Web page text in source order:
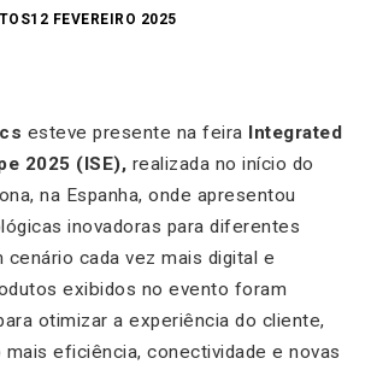
12 FEVEREIRO 2025
esteve presente na feira Integrated
2025 (ISE), realizada no início do
na Espanha, onde apresentou
inovadoras para diferentes
cenário cada vez mais digital e
exibidos no evento foram
otimizar a experiência do cliente,
mais eficiência, conectividade e novas